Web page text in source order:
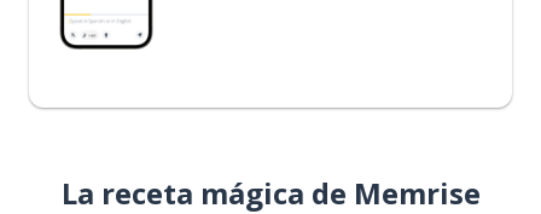
La receta mágica de Memrise